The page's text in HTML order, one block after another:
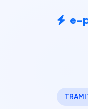
e-